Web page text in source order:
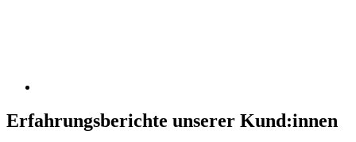
Erfahrungsberichte unserer Kund:innen